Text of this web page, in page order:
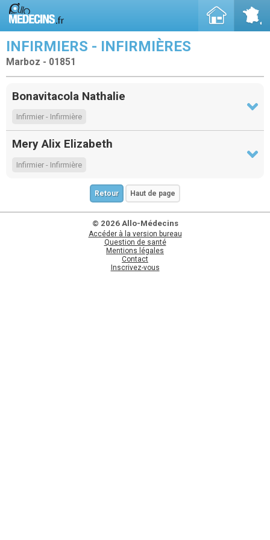
INFIRMIERS - INFIRMIÈRES
Marboz - 01851
Bonavitacola Nathalie
Infirmier - Infirmière
Mery Alix Elizabeth
Infirmier - Infirmière
Retour Haut de page
© 2026 Allo-Médecins
Accéder à la version bureau
Question de santé
Mentions légales
Contact
Inscrivez-vous